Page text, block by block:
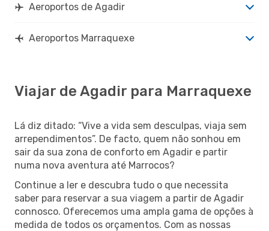
Aeroportos de Agadir
Aeroportos Marraquexe
Viajar de Agadir para Marraquexe
Lá diz ditado: “Vive a vida sem desculpas, viaja sem
arrependimentos”. De facto, quem não sonhou em
sair da sua zona de conforto em Agadir e partir
numa nova aventura até Marrocos?
Continue a ler e descubra tudo o que necessita
saber para reservar a sua viagem a partir de Agadir
connosco. Oferecemos uma ampla gama de opções à
medida de todos os orçamentos. Com as nossas